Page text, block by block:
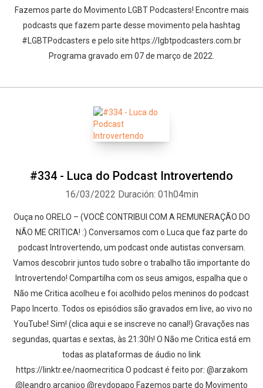
Fazemos parte do Movimento LGBT Podcasters! Encontre mais
podcasts que fazem parte desse movimento pela hashtag
#LGBTPodcasters e pelo site https://lgbtpodcasters.com.br
Programa gravado em 07 de março de 2022.
#334 - Luca do Podcast Introvertendo
16/03/2022 Duración: 01h04min
Ouça no ORELO – (VOCÊ CONTRIBUI COM A REMUNERAÇÃO DO
NÃO ME CRITICA! :) Conversamos com o Luca que faz parte do
podcast Introvertendo, um podcast onde autistas conversam.
Vamos descobrir juntos tudo sobre o trabalho tão importante do
Introvertendo! Compartilha com os seus amigos, espalha que o
Não me Critica acolheu e foi acolhido pelos meninos do podcast
Papo Incerto. Todos os episódios são gravados em live, ao vivo no
YouTube! Sim! (clica aqui e se inscreve no canal!) Gravações nas
segundas, quartas e sextas, às 21:30h! O Não me Critica está em
todas as plataformas de áudio no link
https://linktr.ee/naomecritica O podcast é feito por: @arzakom
@leandro.arcanjoo @revdopapo Fazemos parte do Movimento